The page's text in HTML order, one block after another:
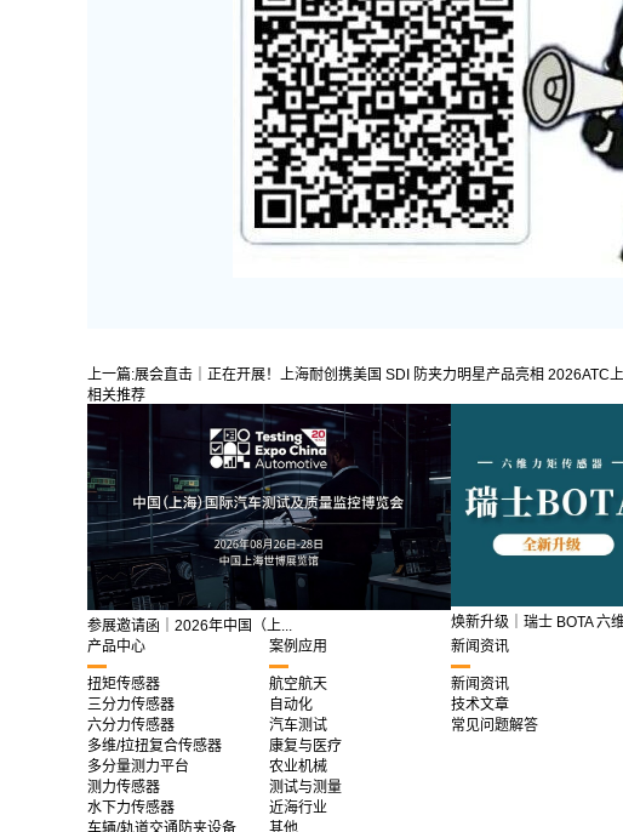
上一篇:展会直击｜正在开展！上海耐创携美国 SDI 防夹力明星产品亮相 2026ATC
相关推荐
参展邀请函｜2026年中国（上... 焕新升级｜瑞士 BOTA 六维
产品中心
扭矩传感器
三分力传感器
六分力传感器
多维/拉扭复合传感器
多分量测力平台
测力传感器
水下力传感器
车辆/轨道交通防夹设备
案例应用
航空航天
自动化
汽车测试
康复与医疗
农业机械
测试与测量
近海行业
其他
新闻资讯
新闻资讯
技术文章
常见问题解答